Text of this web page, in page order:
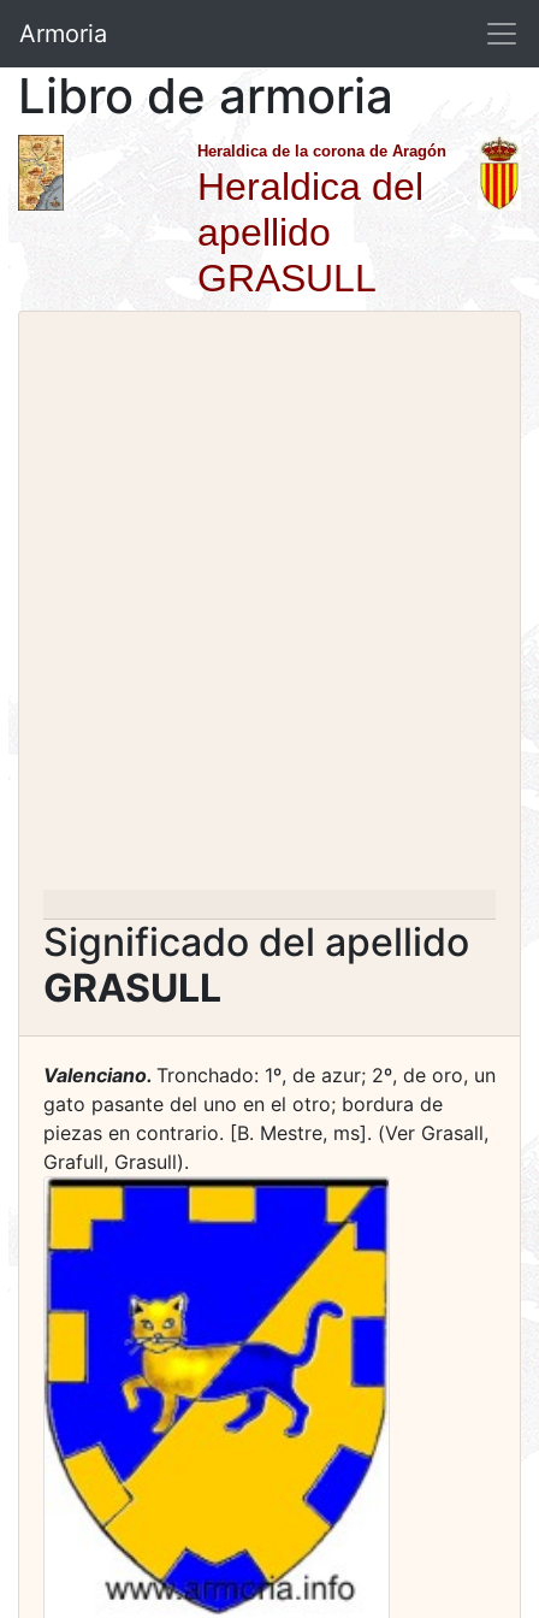
Armoria
Libro de armoria
Heraldica de la corona de Aragón
Heraldica del
apellido
GRASULL
Significado del apellido
GRASULL
Valenciano. Tronchado: 1º, de azur; 2º, de oro, un
gato pasante del uno en el otro; bordura de
piezas en contrario. [B. Mestre, ms]. (Ver Grasall,
Grafull, Grasull).